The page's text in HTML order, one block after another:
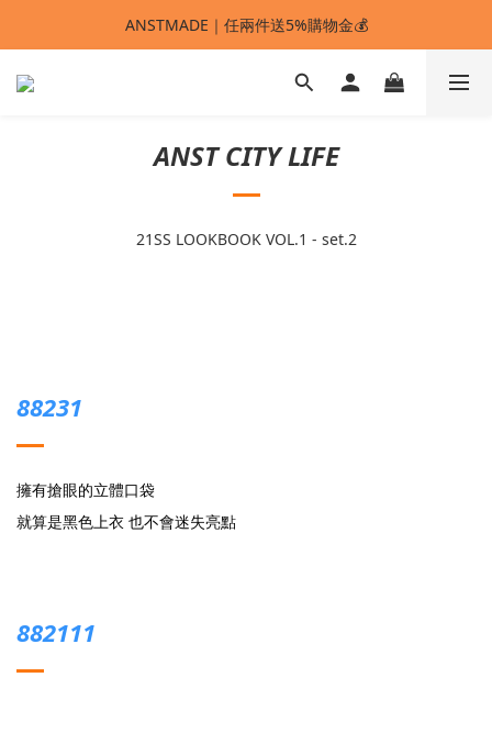
ANSTMADE｜任兩件送5%購物金💰
ANSTMADE｜任兩件送5%購物金💰
🚩 【SELECT服飾】1件95折、2件88折
ANSTMADE｜任兩件送5%購物金💰
ANST CITY LIFE
21SS LOOKBOOK VOL.1 - set.2
88231
擁有搶眼的立體口袋
就算是黑色上衣 也不會迷失亮點
882111